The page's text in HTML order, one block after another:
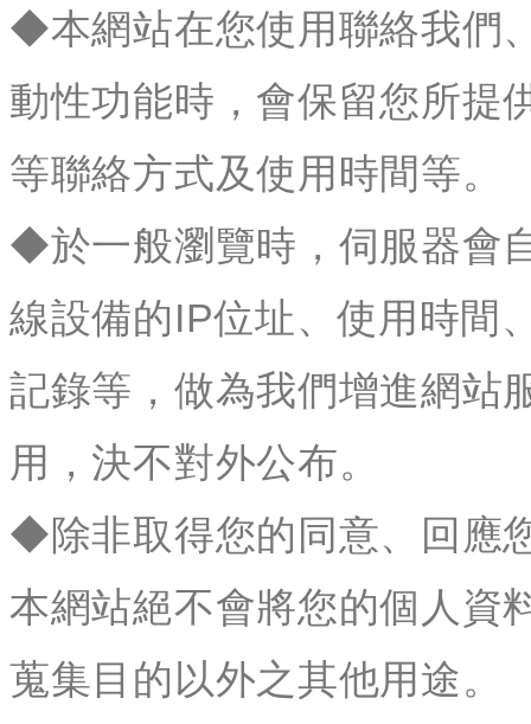
◆本網站在您使用聯絡我們
動性功能時，會保留您所
等聯絡方式及使用時間等。
◆於一般瀏覽時，伺服器會
線設備的IP位址、使用時間
記錄等，做為我們增進網站
用，決不對外公布。
◆除非取得您的同意、回應
本網站絕不會將您的個人資
蒐集目的以外之其他用途。